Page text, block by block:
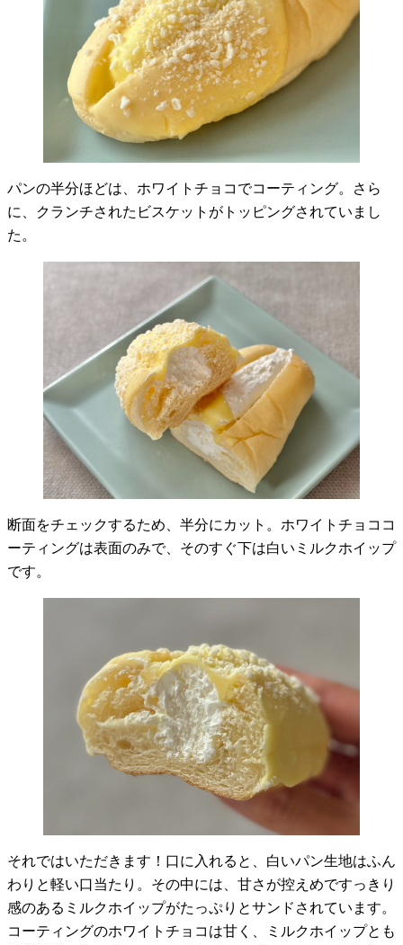
パンの半分ほどは、ホワイトチョコでコーティング。さら
に、クランチされたビスケットがトッピングされていまし
た。
断面をチェックするため、半分にカット。ホワイトチョココ
ーティングは表面のみで、そのすぐ下は白いミルクホイップ
です。
それではいただきます！口に入れると、白いパン生地はふん
わりと軽い口当たり。その中には、甘さが控えめですっきり
感のあるミルクホイップがたっぷりとサンドされています。
コーティングのホワイトチョコは甘く、ミルクホイップとも